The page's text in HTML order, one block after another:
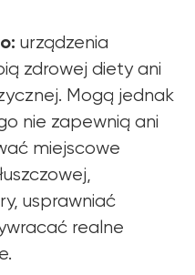
urządzenia
zdrowej diety ani
Mogą jednak
nie zapewnią ani
miejscowe
usprawniać
realne